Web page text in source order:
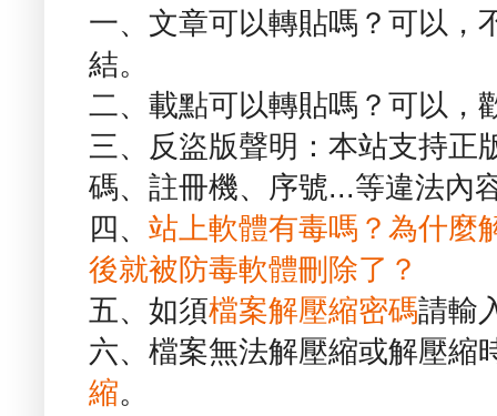
一、文章可以轉貼嗎？可以，
結。
二、載點可以轉貼嗎？可以，
三、反盜版聲明：本站支持正
碼、註冊機、序號...等違法內
四、 站上軟體有毒嗎？為什麼
後就被防毒軟體刪除了？
五、如須檔案解壓縮密碼請輸
六、檔案無法解壓縮或解壓縮
縮。